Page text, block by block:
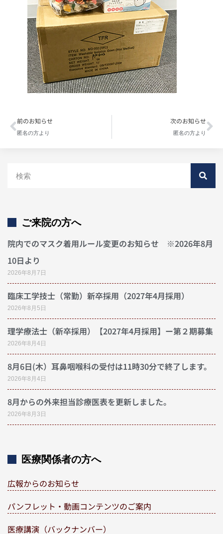
前のお知らせ
匿名の方より
次のお知らせ
匿名の方より
ご来院の方へ
院内でのマスク着用ルール変更のお知らせ ※2026年8月
10日より
2026年8月7日
臨床工学技士（常勤）新卒採用（2027年4月採用）
2026年8月5日
理学療法士（新卒採用）【2027年4月採用】ー第２期募集
2026年8月4日
8月6日(木）耳鼻咽喉科の受付は11時30分で終了します。
2026年8月4日
8月からの外来担当診療医表を更新しました。
2026年8月3日
医療関係者の方へ
広報からのお知らせ
パンフレット・動画コンテンツのご案内
医療講演（バックナンバー）